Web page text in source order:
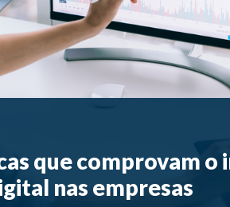
que comprovam o
nas empresas